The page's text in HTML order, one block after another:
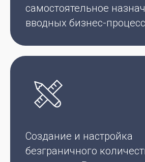
самостоятельное
вводных бизнес-
Создание и настройка
безграничного